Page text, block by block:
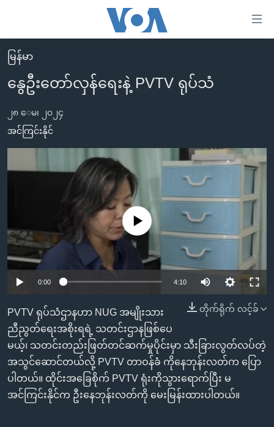
လွယ်ကူ
စေ
သည့်
Link
များ
ကြည့်
ရန်
ပင်မ
စာမျက်နှာ
သို့
ကျော်
ကြည့်
ရန်
ရှာဖွေ
မူလစာမျက်နှာ
မြန်မာ
နိုင်ငံတကာ
တရုတ်
အစ္စရေး-ပါလက်စတိုင်း
ဗွီဒီယို
ရပ်ဝန်းတခု လမ်းတခု အလွန်
အင်္ဂလိပ်စာလေ့လာမယ်
အမေရိကန်သုံးအီဒီယံ
မကြေးမုံရဲ့ အင်္ဂလိပ်စာ
ရုပ်ရှင်ထဲက အင်္ဂလိပ်စာ
သုတပဒေသာ အင်္ဂလိပ်စာ
အပတ်စဉ်ကဏ္ဍများ
ရေဒီယို
တီဗွီ
ရေဒီယိုနှင့်ရုပ်သံ အချက်အလက်များ
ရေဒီယို/တီဗွီအစီအစဉ်
Learning English
ဗွီအိုအေ လူမှုကွန်ယက်များ
ဘာသာစကားများ
မြန်မာ
နွေဦးတော်လှန်ရေးနဲ့ PVTV ရုပ်သံ
၂၈ ေမ၊ ၂၀၂၄
အင်ကြင်းနိုင်
No media source currently available
0:00 4:10
တိုက်ရိုက် လင့်ခ်
PVTV ရုပ်သံဌာနဟာ NUG အမျိုးသား
ညီညွတ်ရေးအစိုးရရဲ့ သတင်းဌာနဖြစ်ပေ
မယ့်၊ သတင်းတည်းဖြတ်တင်ဆက်မှုပိုင်းမှာ သီးခြားလွတ်လပ်တဲ့
အသွင်ဆောင်တယ်လို့ PVTV တာဝန်ခံ ကိုနေဘုန်းလတ်က ပြော
ပါတယ်။ ထိုင်းအခြေစိုက် PVTV ရုံးကိုသွားရောက်ပြီး မ
အင်ကြင်းနိုင်က ဦးနေဘုန်းလတ်ကို မေးမြန်းထားပါတယ်။